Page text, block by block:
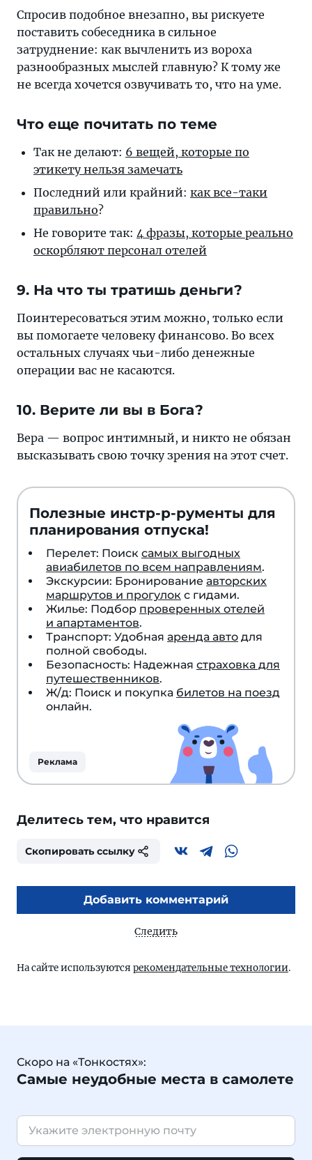
Спросив подобное внезапно, вы рискуете
поставить собеседника в сильное
затруднение: как вычленить из вороха
разнообразных мыслей главную? К тому же
не всегда хочется озвучивать то, что на уме.
Что еще почитать по теме
Так не делают: 6 вещей, которые по
этикету нельзя замечать
Последний или крайний: как все-таки
правильно?
Не говорите так: 4 фразы, которые реально
оскорбляют персонал отелей
9. На что ты тратишь деньги?
Поинтересоваться этим можно, только если
вы помогаете человеку финансово. Во всех
остальных случаях чьи-либо денежные
операции вас не касаются.
10. Верите ли вы в Бога?
Вера — вопрос интимный, и никто не обязан
высказывать свою точку зрения на этот счет.
Полезные инстр-р-рументы для
планирования отпуска!
Перелет: Поиск самых выгодных
авиабилетов по всем направлениям.
Экскурсии: Бронирование авторских
маршрутов и прогулок с гидами.
Жилье: Подбор проверенных отелей
и апартаментов.
Транспорт: Удобная аренда авто для
полной свободы.
Безопасность: Надежная страховка для
путешественников.
Ж/д: Поиск и покупка билетов на поезд
онлайн.
Реклама
Делитесь тем, что нравится
Скопировать ссылку
Добавить комментарий
Следить
На сайте используются рекомендательные технологии.
Скоро на «Тонкостях»:
Самые неудобные места в самолете